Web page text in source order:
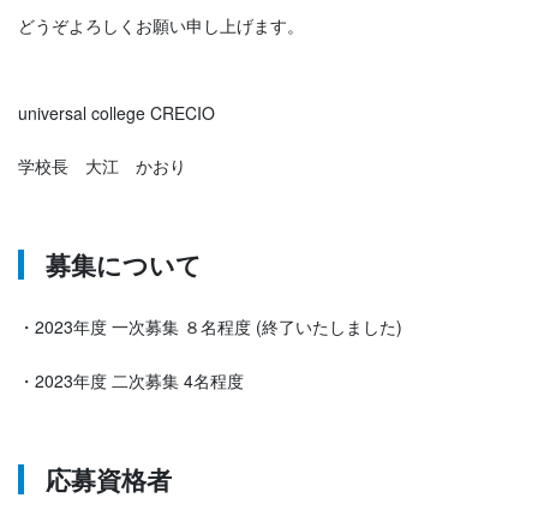
どうぞよろしくお願い申し上げます。
universal college CRECIO
学校長 大江 かおり
募集について
・2023年度 一次募集 ８名程度 (終了いたしました)
・2023年度 二次募集 4名程度
応募資格者